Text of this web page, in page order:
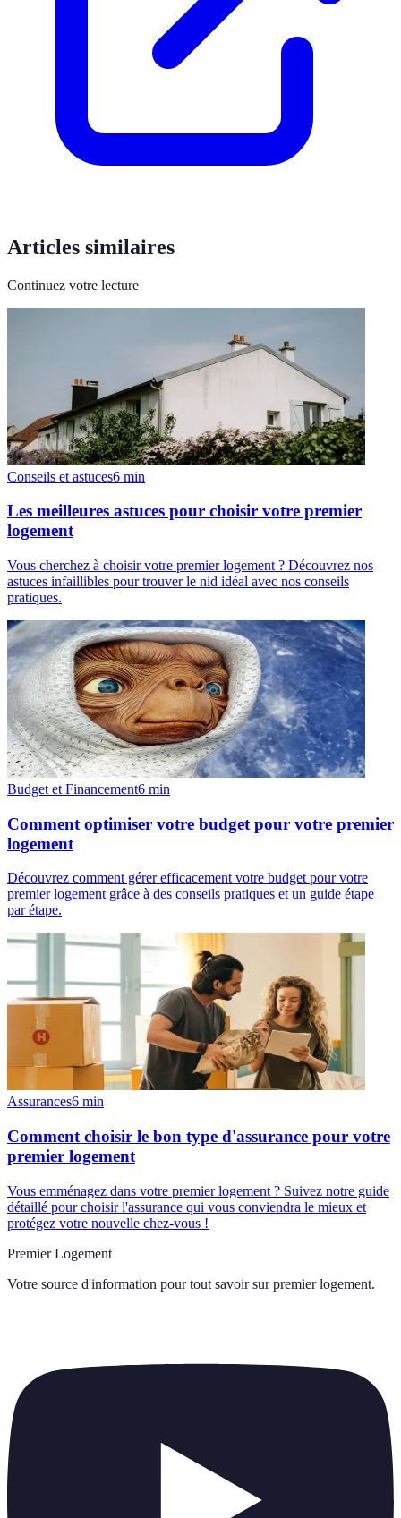
Articles similaires
Continuez votre lecture
Conseils et astuces6 min
Les meilleures astuces pour choisir votre premier
logement
Vous cherchez à choisir votre premier logement ? Découvrez nos
astuces infaillibles pour trouver le nid idéal avec nos conseils
pratiques.
Budget et Financement6 min
Comment optimiser votre budget pour votre premier
logement
Découvrez comment gérer efficacement votre budget pour votre
premier logement grâce à des conseils pratiques et un guide étape
par étape.
Assurances6 min
Comment choisir le bon type d'assurance pour votre
premier logement
Vous emménagez dans votre premier logement ? Suivez notre guide
détaillé pour choisir l'assurance qui vous conviendra le mieux et
protégez votre nouvelle chez-vous !
Premier Logement
Votre source d'information pour tout savoir sur premier logement.